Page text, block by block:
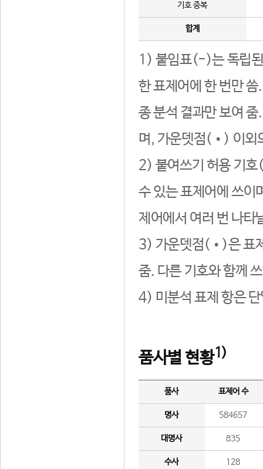
기호 중복
합계
1) 붙임표(-)는 독립된
한 표제어에 한 번만
종 분석 결과만 보여
며, 가운뎃점(•) 이외
2) 붙여쓰기 허용 기호
수 있는 표제어에 쓰이
제어에서 여러 번 나타
3) 가운뎃점(•)은 표
줌. 다른 기호와 함께
4) 미분석 표제 항은
품사별 현황1)
품사 표제어 수
명사 584657
대명사 835
수사 128